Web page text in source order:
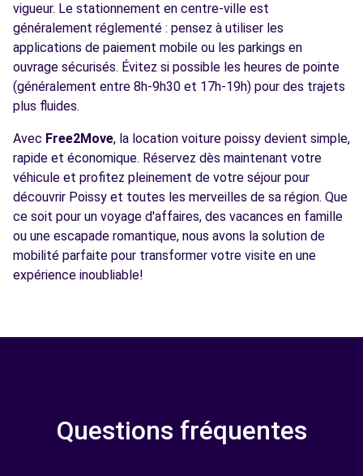
vigueur. Le stationnement en centre-ville est
généralement réglementé : pensez à utiliser les
applications de paiement mobile ou les parkings en
ouvrage sécurisés. Évitez si possible les heures de pointe
(généralement entre 8h-9h30 et 17h-19h) pour des trajets
plus fluides.
Avec Free2Move, la location voiture poissy devient simple,
rapide et économique. Réservez dès maintenant votre
véhicule et profitez pleinement de votre séjour pour
découvrir Poissy et toutes les merveilles de sa région. Que
ce soit pour un voyage d'affaires, des vacances en famille
ou une escapade romantique, nous avons la solution de
mobilité parfaite pour transformer votre visite en une
expérience inoubliable!
Questions fréquentes